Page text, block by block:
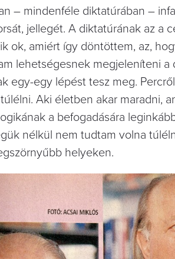
– mindenféle diktatúrában –
jellegét. A diktatúrának az a
ok, amiért így döntöttem, az,
lehetségesnek megjeleníteni a
egy-egy lépést tesz meg.
Aki életben akar maradni,
a befogadására
nélkül nem tudtam volna
helyeken.